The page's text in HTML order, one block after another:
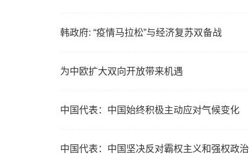
韩政府: “疫情马拉松”与经济复苏双备战
为中欧扩大双向开放带来机遇
中国代表：中国始终积极主动应对气候变化
中国代表：中国坚决反对霸权主义和强权政治